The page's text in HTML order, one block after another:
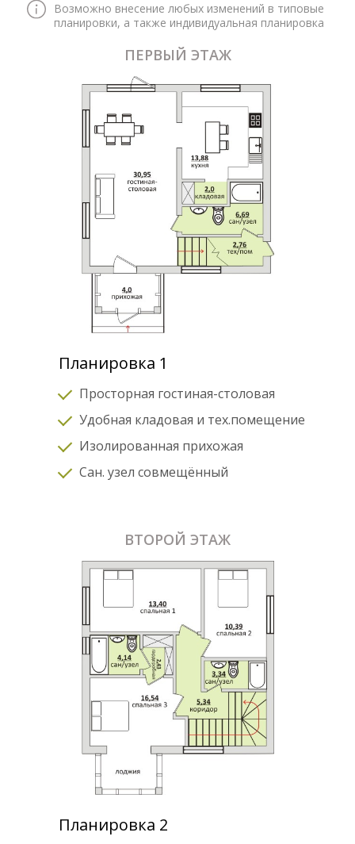
Возможно внесение любых изменений в типовые
планировки, а также индивидуальная планировка
ПЕРВЫЙ ЭТАЖ
Планировка 1
Просторная гостиная-столовая
Удобная кладовая и тех.помещение
Изолированная прихожая
Сан. узел совмещённый
ВТОРОЙ ЭТАЖ
Планировка 2